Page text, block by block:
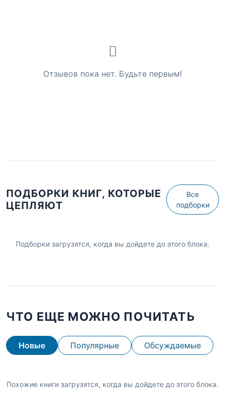
Отзывов пока нет. Будьте первым!
ПОДБОРКИ КНИГ, КОТОРЫЕ
ЦЕПЛЯЮТ
Все
подборки
Подборки загрузятся, когда вы дойдете до этого блока.
ЧТО ЕЩЕ МОЖНО ПОЧИТАТЬ
Новые Популярные Обсуждаемые
Похожие книги загрузятся, когда вы дойдете до этого блока.